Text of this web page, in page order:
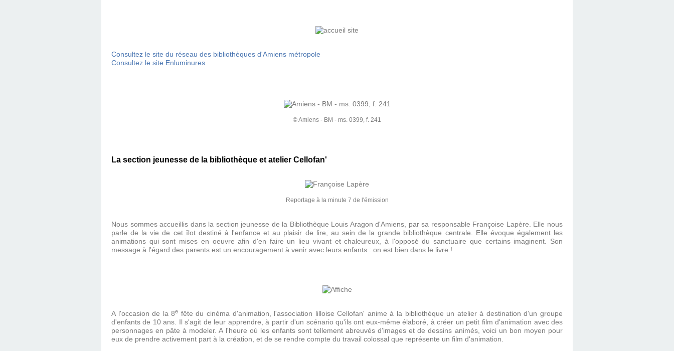
Consultez le site du réseau des bibliothèques d'Amiens métropole
Consultez le site Enluminures
© Amiens - BM - ms. 0399, f. 241
La section jeunesse de la bibliothèque et atelier Cellofan'
Reportage à la minute 7 de l'émission
Nous sommes accueillis dans la section jeunesse de la Bibliothèque Louis Aragon d'Amiens, par sa responsable Françoise Lapère. Elle nous
parle de la vie de cet îlot destiné à l'enfance et au plaisir de lire, au sein de la grande bibliothèque centrale. Elle évoque également les
animations qui sont mises en oeuvre afin d'en faire un lieu vivant et chaleureux, à l'opposé du sanctuaire que certains imaginent. Son
message à l'égard des parents est un encouragement à venir avec leurs enfants : on est bien dans le livre !
A l'occasion de la 8e fête du cinéma d'animation, l'association lilloise Cellofan' anime à la bibliothèque un atelier à destination d'un groupe
d'enfants de 10 ans. Il s'agit de leur apprendre, à partir d'un scénario qu'ils ont eux-même élaboré, à créer un petit film d'animation avec des
personnages en pâte à modeler. A l'heure où les enfants sont tellement abreuvés d'images et de dessins animés, voici un bon moyen pour
eux de prendre activement part à la création, et de se rendre compte du travail colossal que représente un film d'animation.